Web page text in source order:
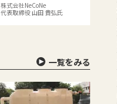
株式会社NeCoNe
代表取締役 山田 貴弘氏
一覧をみる